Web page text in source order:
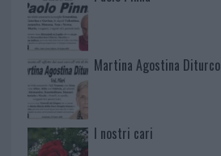
Martina Agostina Diturco
I nostri cari